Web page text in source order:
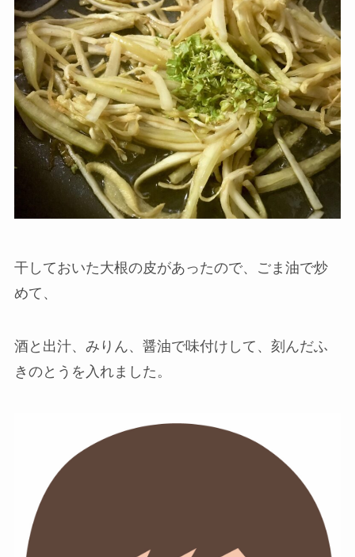
干しておいた大根の皮があったので、ごま油で炒
めて、
酒と出汁、みりん、醤油で味付けして、刻んだふ
きのとうを入れました。